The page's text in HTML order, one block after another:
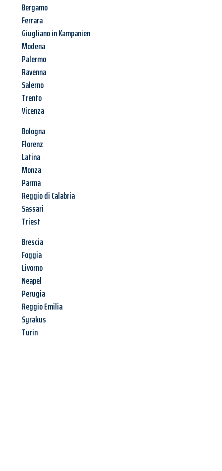
Bergamo
Ferrara
Giugliano in Kampanien
Modena
Palermo
Ravenna
Salerno
Trento
Vicenza
Bologna
Florenz
Latina
Monza
Parma
Reggio di Calabria
Sassari
Triest
Brescia
Foggia
Livorno
Neapel
Perugia
Reggio Emilia
Syrakus
Turin